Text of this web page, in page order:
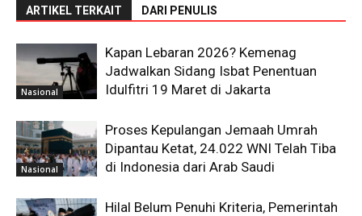
ARTIKEL TERKAIT DARI PENULIS
Nasional
Kapan Lebaran 2026? Kemenag
Jadwalkan Sidang Isbat Penentuan
Idulfitri 19 Maret di Jakarta
Nasional
Proses Kepulangan Jemaah Umrah
Dipantau Ketat, 24.022 WNI Telah Tiba
di Indonesia dari Arab Saudi
Hilal Belum Penuhi Kriteria, Pemerintah